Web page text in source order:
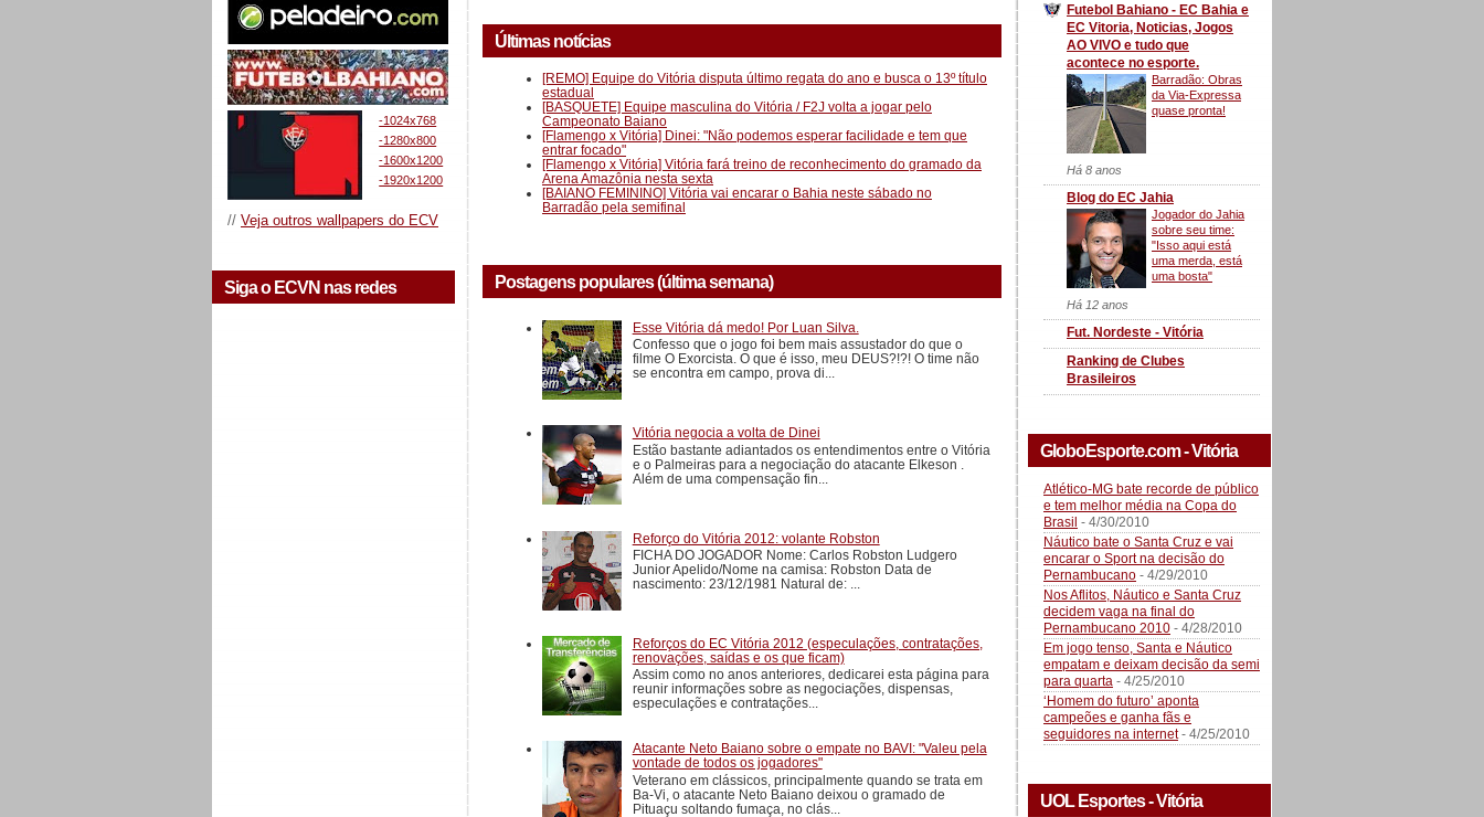
-1024x768
-1280x800
-1600x1200
-1920x1200
// Veja outros wallpapers do ECV
Siga o ECVN nas redes
Últimas notícias
[REMO] Equipe do Vitória disputa último regata do ano e busca o 13º título
estadual
[BASQUETE] Equipe masculina do Vitória / F2J volta a jogar pelo
Campeonato Baiano
[Flamengo x Vitória] Dinei: "Não podemos esperar facilidade e tem que
entrar focado"
[Flamengo x Vitória] Vitória fará treino de reconhecimento do gramado da
Arena Amazônia nesta sexta
[BAIANO FEMININO] Vitória vai encarar o Bahia neste sábado no
Barradão pela semifinal
Postagens populares (última semana)
Esse Vitória dá medo! Por Luan Silva.
Confesso que o jogo foi bem mais assustador do que o
filme O Exorcista. O que é isso, meu DEUS?!?! O time não
se encontra em campo, prova di...
Vitória negocia a volta de Dinei
Estão bastante adiantados os entendimentos entre o Vitória
e o Palmeiras para a negociação do atacante Elkeson .
Além de uma compensação fin...
Reforço do Vitória 2012: volante Robston
FICHA DO JOGADOR Nome: Carlos Robston Ludgero
Junior Apelido/Nome na camisa: Robston Data de
nascimento: 23/12/1981 Natural de: ...
Reforços do EC Vitória 2012 (especulações, contratações,
renovações, saídas e os que ficam)
Assim como no anos anteriores, dedicarei esta página para
reunir informações sobre as negociações, dispensas,
especulações e contratações...
Atacante Neto Baiano sobre o empate no BAVI: "Valeu pela
vontade de todos os jogadores"
Veterano em clássicos, principalmente quando se trata em
Ba-Vi, o atacante Neto Baiano deixou o gramado de
Pituaçu soltando fumaça, no clás...
Futebol Bahiano - EC Bahia e
EC Vitoria, Noticias, Jogos
AO VIVO e tudo que
acontece no esporte.
Barradão: Obras
da Via-Expressa
quase pronta!
Há 8 anos
Blog do EC Jahia
Jogador do Jahia
sobre seu time:
"Isso aqui está
uma merda, está
uma bosta"
Há 12 anos
Fut. Nordeste - Vitória
Ranking de Clubes
Brasileiros
GloboEsporte.com - Vitória
Atlético-MG bate recorde de público
e tem melhor média na Copa do
Brasil - 4/30/2010
Náutico bate o Santa Cruz e vai
encarar o Sport na decisão do
Pernambucano - 4/29/2010
Nos Aflitos, Náutico e Santa Cruz
decidem vaga na final do
Pernambucano 2010 - 4/28/2010
Em jogo tenso, Santa e Náutico
empatam e deixam decisão da semi
para quarta - 4/25/2010
‘Homem do futuro’ aponta
campeões e ganha fãs e
seguidores na internet- 4/25/2010
UOL Esportes - Vitória